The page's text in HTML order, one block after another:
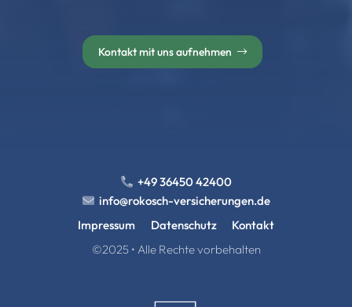
Kontakt mit uns aufnehmen
+49 36450 42400
info@rokosch-versicherungen.de
Impressum
Datenschutz
Kontakt
©2025 • Alle Rechte vorbehalten